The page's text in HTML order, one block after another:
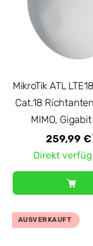
MikroTik ATL
Cat.18
MIMO,
259,99 €
Direkt
AUSVERKAUFT